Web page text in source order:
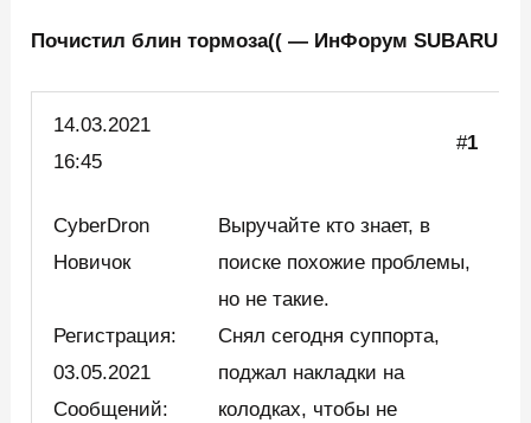
Почистил блин тормоза(( — ИнФорум SUBARU
14.03.2021
16:45
#1
CyberDron
Новичок
Регистрация:
03.05.2021
Сообщений:
Выручайте кто знает, в
поиске похожие проблемы,
но не такие.
Снял сегодня суппорта,
поджал накладки на
колодках, чтобы не